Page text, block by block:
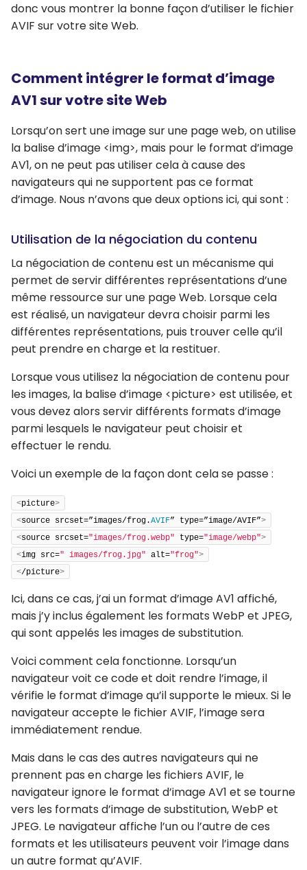
donc vous montrer la bonne façon d’utiliser le fichier
AVIF sur votre site Web.
Comment intégrer le format d’image
AV1 sur votre site Web
Lorsqu’on sert une image sur une page web, on utilise
la balise d’image <img>, mais pour le format d’image
AV1, on ne peut pas utiliser cela à cause des
navigateurs qui ne supportent pas ce format
d’image. Nous n’avons que deux options ici, qui sont :
Utilisation de la négociation du contenu
La négociation de contenu est un mécanisme qui
permet de servir différentes représentations d’une
même ressource sur une page Web. Lorsque cela
est réalisé, un navigateur devra choisir parmi les
différentes représentations, puis trouver celle qu’il
peut prendre en charge et la restituer.
Lorsque vous utilisez la négociation de contenu pour
les images, la balise d’image <picture> est utilisée, et
vous devez alors servir différents formats d’image
parmi lesquels le navigateur peut choisir et
effectuer le rendu.
Voici un exemple de la façon dont cela se passe :
<picture>
<source srcset=”images/frog.AVIF” type=”image/AVIF”>
<source srcset="images/frog.webp" type="image/webp">
<img src=" images/frog.jpg" alt="frog">
</picture>
Ici, dans ce cas, j’ai un format d’image AV1 affiché,
mais j’y inclus également les formats WebP et JPEG,
qui sont appelés les images de substitution.
Voici comment cela fonctionne. Lorsqu’un
navigateur voit ce code et doit rendre l’image, il
vérifie le format d’image qu’il supporte le mieux. Si le
navigateur accepte le fichier AVIF, l’image sera
immédiatement rendue.
Mais dans le cas des autres navigateurs qui ne
prennent pas en charge les fichiers AVIF, le
navigateur ignore le format d’image AV1 et se tourne
vers les formats d’image de substitution, WebP et
JPEG. Le navigateur affiche l’un ou l’autre de ces
formats et les utilisateurs peuvent voir l’image dans
un autre format qu’AVIF.